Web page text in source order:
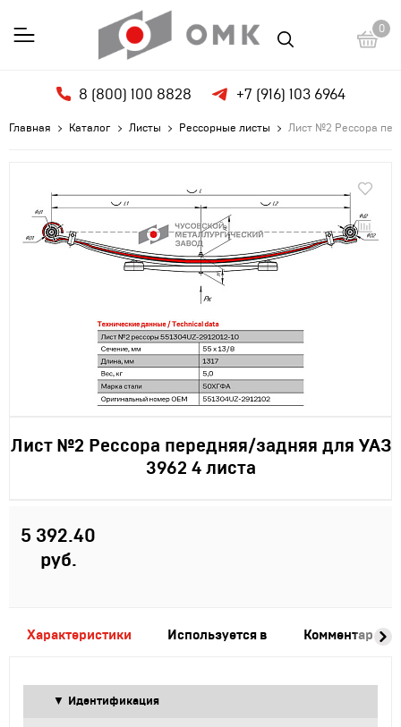
0
8 (800) 100 8828 +7 (916) 103 6964
Главная Каталог Листы Рессорные листы Лист №2 Рессора
Лист №2 Рессора передняя/задняя для УАЗ
3962 4 листа
5 392.40
руб.
Характеристики Используется в Комментарии
Идентификация